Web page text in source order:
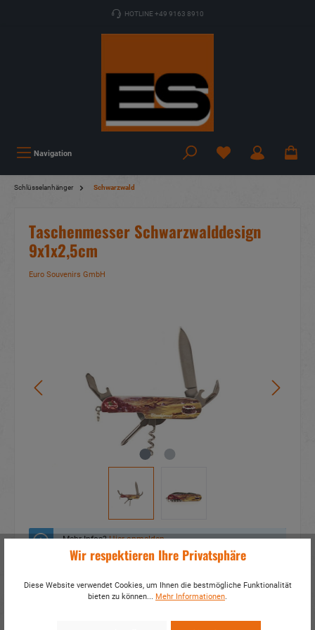
HOTLINE +49 9163 8910
Navigation
Schlüsselanhänger Schwarzwald
Taschenmesser Schwarzwalddesign
9x1x2,5cm
Euro Souvenirs GmbH
Mehr Infos?Hier anmelden
Wir respektieren Ihre Privatsphäre
Diese Website verwendet Cookies, um Ihnen die bestmögliche Funktionalität
bieten zu können... Mehr Informationen.